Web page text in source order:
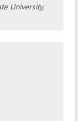
University,